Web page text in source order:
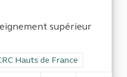
supérieur
: Éducation et recherche
les résultats pour le
Hauts de France